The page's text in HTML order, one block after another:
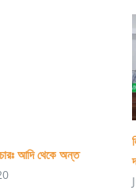
আদি থেকে অন্ত